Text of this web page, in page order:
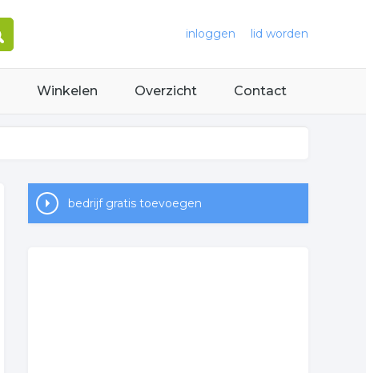
inloggen lid worden
Winkelen Overzicht Contact
bedrijf gratis toevoegen